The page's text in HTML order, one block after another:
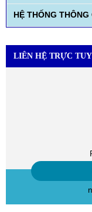
HỆ THỐNG
LIÊN HỆ TRỰC